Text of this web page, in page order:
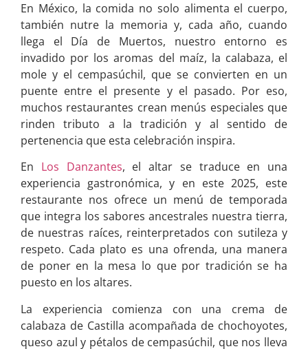
En México, la comida no solo alimenta el cuerpo,
también nutre la memoria y, cada año, cuando
llega el Día de Muertos, nuestro entorno es
invadido por los aromas del maíz, la calabaza, el
mole y el cempasúchil, que se convierten en un
puente entre el presente y el pasado. Por eso,
muchos restaurantes crean menús especiales que
rinden tributo a la tradición y al sentido de
pertenencia que esta celebración inspira.
En Los Danzantes, el altar se traduce en una
experiencia gastronómica, y en este 2025, este
restaurante nos ofrece un menú de temporada
que integra los sabores ancestrales nuestra tierra,
de nuestras raíces, reinterpretados con sutileza y
respeto. Cada plato es una ofrenda, una manera
de poner en la mesa lo que por tradición se ha
puesto en los altares.
La experiencia comienza con una crema de
calabaza de Castilla acompañada de chochoyotes,
queso azul y pétalos de cempasúchil, que nos lleva